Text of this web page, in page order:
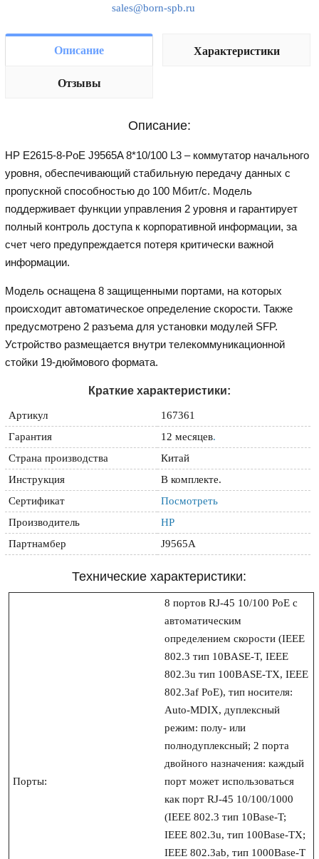
sales@born-spb.ru
Описание Характеристики
Отзывы
Описание:
HP E2615-8-PoE J9565A 8*10/100 L3 – коммутатор начального
уровня, обеспечивающий стабильную передачу данных с
пропускной способностью до 100 Мбит/с. Модель
поддерживает функции управления 2 уровня и гарантирует
полный контроль доступа к корпоративной информации, за
счет чего предупреждается потеря критически важной
информации.
Модель оснащена 8 защищенными портами, на которых
происходит автоматическое определение скорости. Также
предусмотрено 2 разъема для установки модулей SFP.
Устройство размещается внутри телекоммуникационной
стойки 19-дюймового формата.
Краткие характеристики:
Артикул
167361
Гарантия
12 месяцев.
Страна производства
Китай
Инструкция
В комплекте.
Сертификат
Посмотреть
Производитель
HP
Партнамбер
J9565A
Технические характеристики:
Порты:
8 портов RJ-45 10/100 PoE с
автоматическим
определением скорости (IEEE
802.3 тип 10BASE-T, IEEE
802.3u тип 100BASE-TX, IEEE
802.3af PoE), тип носителя:
Auto-MDIX, дуплексный
режим: полу- или
полнодуплексный; 2 порта
двойного назначения: каждый
порт может использоваться
как порт RJ-45 10/100/1000
(IEEE 802.3 тип 10Base-T;
IEEE 802.3u, тип 100Base-TX;
IEEE 802.3ab, тип 1000Base-T